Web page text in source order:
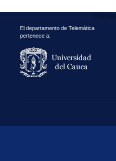
El departamento de Telemática
pertenece a: